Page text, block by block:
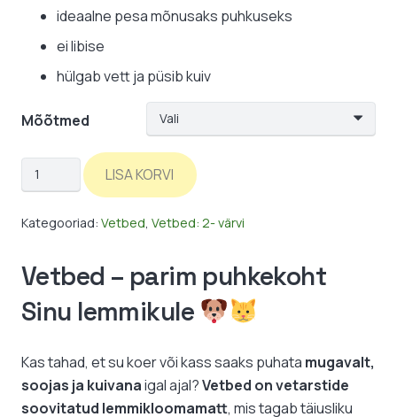
kuni
ideaalne pesa mõnusaks puhkuseks
ei libise
hülgab vett ja püsib kuiv
Mõõtmed
Vetbed:
tumehall-
laim-
2-
värvi
LISA KORVI
Kategooriad: Vetbed Vetbed: 2- värvi
Vetbed – parim puhkekoht
Sinu lemmikule
Kas tahad, et su koer või kass saaks puhata mugavalt,
soojas ja kuivanaigal ajal?Vetbed on vetarstide
soovitatud lemmikloomamatt, mis tagab täiusliku